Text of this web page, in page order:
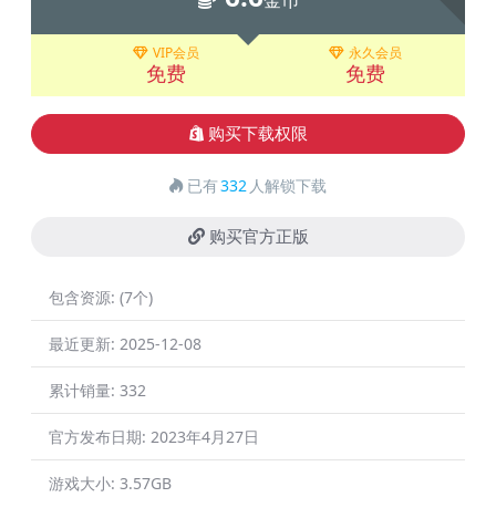
VIP会员
免费
永久会员
免费
购买下载权限
已有332 人解锁下载
购买官方正版
包含资源: (7个)
最近更新: 2025-12-08
累计销量: 332
官方发布日期: 2023年4月27日
游戏大小: 3.57GB